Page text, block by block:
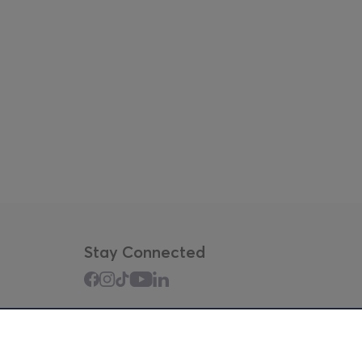
Stay Connected